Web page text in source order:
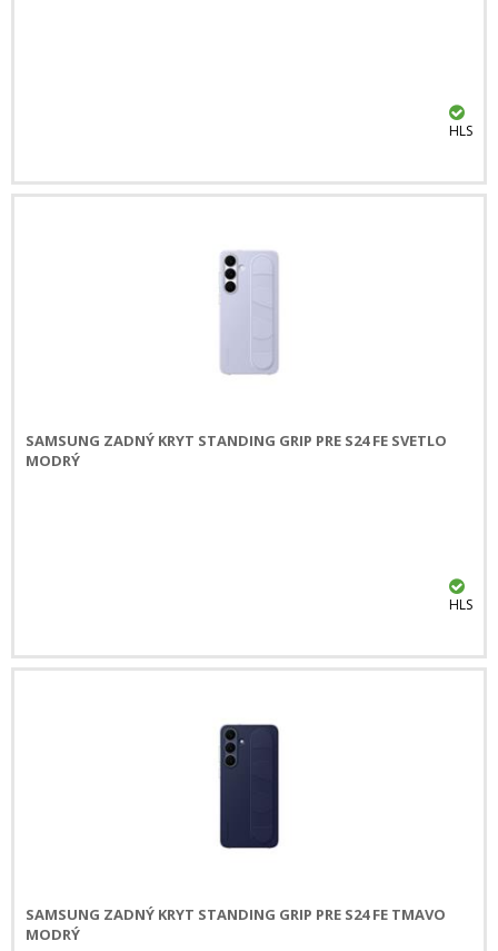
HLS
SAMSUNG ZADNÝ KRYT STANDING GRIP PRE S24 FE SVETLO
MODRÝ
HLS
SAMSUNG ZADNÝ KRYT STANDING GRIP PRE S24 FE TMAVO
MODRÝ